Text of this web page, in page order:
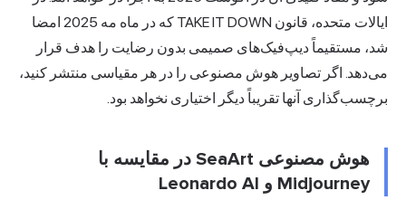
ایالات متحده، قانون TAKE IT DOWN که در ماه مه 2025 امضا
شد، مستقیماً دیپ‌فیک‌های صمیمی بدون رضایت را هدف قرار
می‌دهد. اگر تصاویر هوش مصنوعی را در هر مقیاسی منتشر کنید،
برچسب‌گذاری آنها تقریباً دیگر اختیاری نخواهد بود.
هوش مصنوعی SeaArt در مقایسه با
Midjourney و Leonardo AI